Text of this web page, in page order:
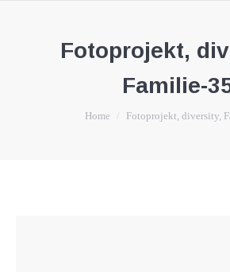
Fotoprojekt,
Familie-
You are here:
Home Fotoprojekt, diversity,